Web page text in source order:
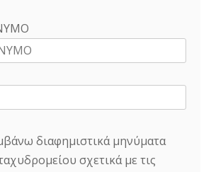
διαφημιστικά μηνύματα
σχετικά με τις